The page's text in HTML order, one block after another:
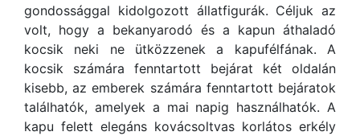
gondossággal kidolgozott állatfigurák. Céljuk az
volt, hogy a bekanyarodó és a kapun áthaladó
kocsik neki ne ütközzenek a kapufélfának. A
kocsik számára fenntartott bejárat két oldalán
kisebb, az emberek számára fenntartott bejáratok
találhatók, amelyek a mai napig használhatók. A
kapu felett elegáns kovácsoltvas korlátos erkély